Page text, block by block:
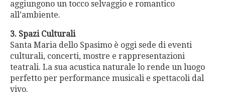
aggiungono un tocco selvaggio e romantico
all’ambiente.
3. Spazi Culturali
Santa Maria dello Spasimo è oggi sede di eventi
culturali, concerti, mostre e rappresentazioni
teatrali. La sua acustica naturale lo rende un luogo
perfetto per performance musicali e spettacoli dal
vivo.